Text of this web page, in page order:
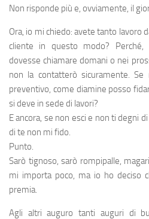
Non risponde più e, ovviamente, il
Ora, io mi chiedo: avete tanto lavoro
cliente in questo modo? Perché,
dovesse chiamare domani o nei
non la contatterò sicuramente.
preventivo, come diamine posso
si deve in sede di lavori?
E ancora, se non esci e non ti degni
di te non mi fido.
Punto.
Sarò tignoso, sarò rompipalle,
mi importa poco, ma io ho deciso
premia.
Agli altri auguro tanti auguri di